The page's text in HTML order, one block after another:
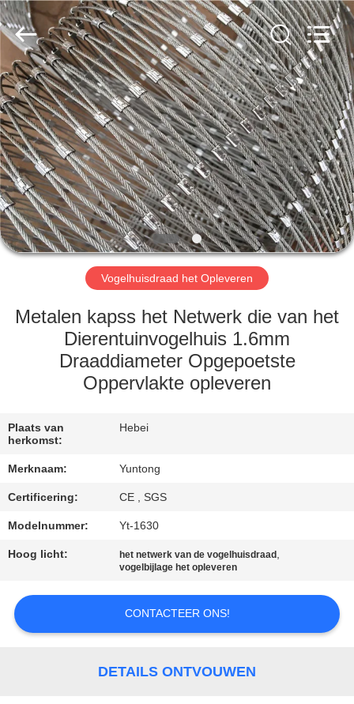
HUIS
PRODUCTEN
ONGEVEER
ONS
FABRIEKSREIS
KWALITEITSCONTROLE
CONTACTEER
NIEUWS
OM EEN
CITAAT
PRIVACYBELEID
Anping
Yuntong
Metal
Wire
Mesh
Co.,Ltd.
Rights
Reserved.
Vogelhuisdraad het Opleveren
Metalen kapss het Netwerk die van het
Dierentuinvogelhuis 1.6mm
Draaddiameter Opgepoetste
Oppervlakte opleveren
Plaats van
herkomst:
Hebei
Merknaam: Yuntong
Certificering: CE , SGS
Modelnummer: Yt-1630
Hoog licht: het netwerk van de vogelhuisdraad ,
vogelbijlage het opleveren
CONTACTEER ONS!
DETAILS ONTVOUWEN